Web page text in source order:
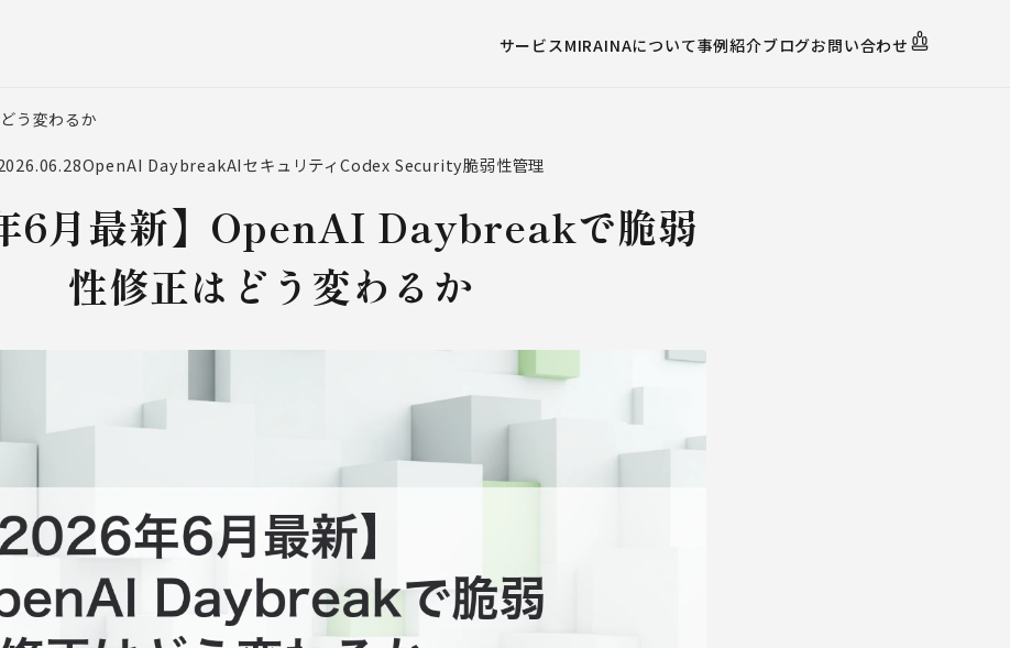
サービス MIRAINAについて事例紹介ブログお問い合わせ
う変わるか
OpenAI DaybreakAIセキュリティCodex Security脆弱性管理
6月最新】OpenAI Daybreakで脆弱
性修正はどう変わるか